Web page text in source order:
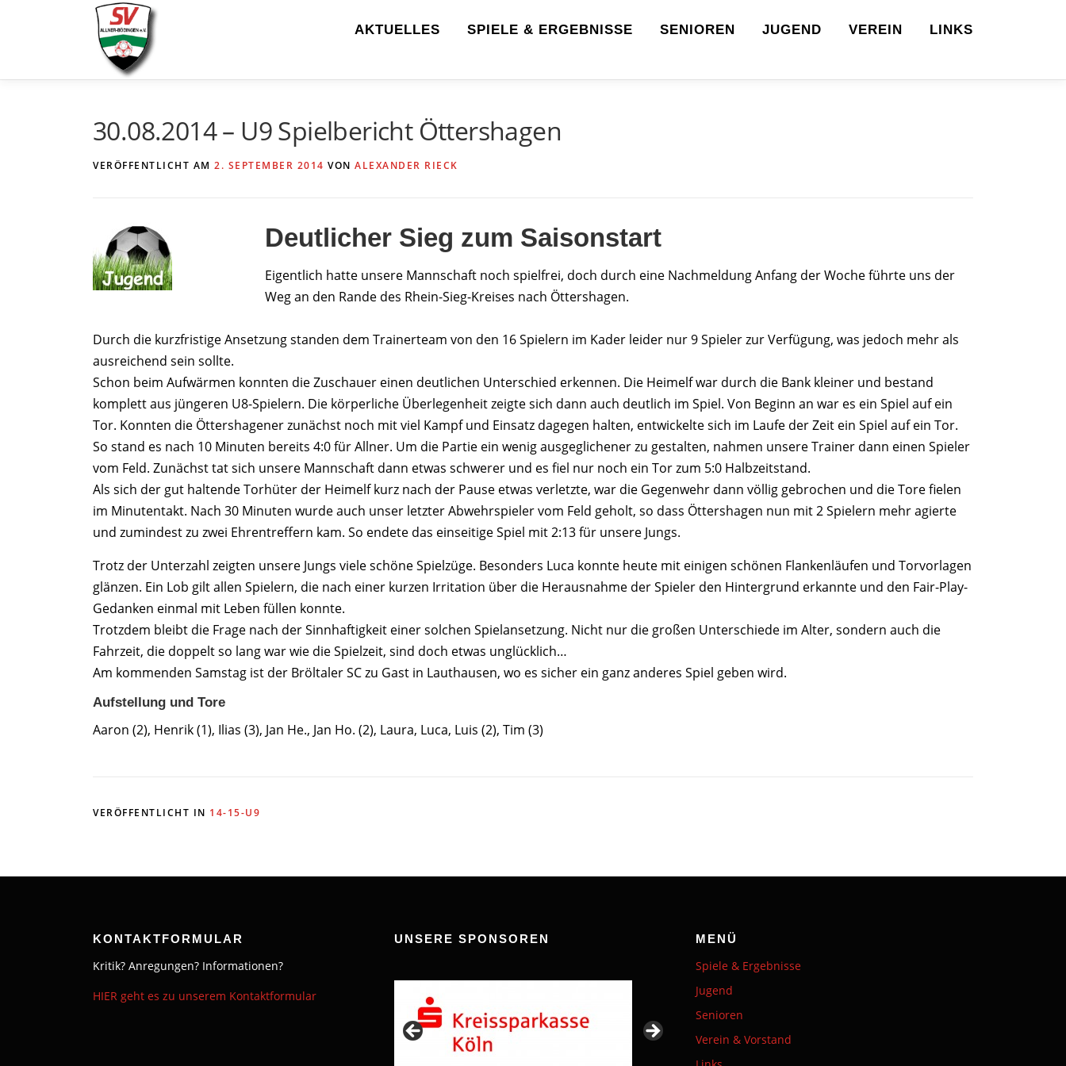
AKTUELLES SPIELE & ERGEBNISSE SENIOREN JUGEND VEREIN LINKS
30.08.2014 – U9 Spielbericht Öttershagen
VERÖFFENTLICHT AM 2. SEPTEMBER 2014 VON ALEXANDER RIECK
Deutlicher Sieg zum Saisonstart
Eigentlich hatte unsere Mannschaft noch spielfrei, doch durch eine Nachmeldung Anfang der Woche führte uns der
Weg an den Rande des Rhein-Sieg-Kreises nach Öttershagen.
Durch die kurzfristige Ansetzung standen dem Trainerteam von den 16 Spielern im Kader leider nur 9 Spieler zur Verfügung, was jedoch mehr als
ausreichend sein sollte.
Schon beim Aufwärmen konnten die Zuschauer einen deutlichen Unterschied erkennen. Die Heimelf war durch die Bank kleiner und bestand
komplett aus jüngeren U8-Spielern. Die körperliche Überlegenheit zeigte sich dann auch deutlich im Spiel. Von Beginn an war es ein Spiel auf ein
Tor. Konnten die Öttershagener zunächst noch mit viel Kampf und Einsatz dagegen halten, entwickelte sich im Laufe der Zeit ein Spiel auf ein Tor.
So stand es nach 10 Minuten bereits 4:0 für Allner. Um die Partie ein wenig ausgeglichener zu gestalten, nahmen unsere Trainer dann einen Spieler
vom Feld. Zunächst tat sich unsere Mannschaft dann etwas schwerer und es fiel nur noch ein Tor zum 5:0 Halbzeitstand.
Als sich der gut haltende Torhüter der Heimelf kurz nach der Pause etwas verletzte, war die Gegenwehr dann völlig gebrochen und die Tore fielen
im Minutentakt. Nach 30 Minuten wurde auch unser letzter Abwehrspieler vom Feld geholt, so dass Öttershagen nun mit 2 Spielern mehr agierte
und zumindest zu zwei Ehrentreffern kam. So endete das einseitige Spiel mit 2:13 für unsere Jungs.
Trotz der Unterzahl zeigten unsere Jungs viele schöne Spielzüge. Besonders Luca konnte heute mit einigen schönen Flankenläufen und Torvorlagen
glänzen. Ein Lob gilt allen Spielern, die nach einer kurzen Irritation über die Herausnahme der Spieler den Hintergrund erkannte und den Fair-Play-
Gedanken einmal mit Leben füllen konnte.
Trotzdem bleibt die Frage nach der Sinnhaftigkeit einer solchen Spielansetzung. Nicht nur die großen Unterschiede im Alter, sondern auch die
Fahrzeit, die doppelt so lang war wie die Spielzeit, sind doch etwas unglücklich…
Am kommenden Samstag ist der Bröltaler SC zu Gast in Lauthausen, wo es sicher ein ganz anderes Spiel geben wird.
Aufstellung und Tore
Aaron (2), Henrik (1), Ilias (3), Jan He., Jan Ho. (2), Laura, Luca, Luis (2), Tim (3)
VERÖFFENTLICHT IN 14-15-U9
KONTAKTFORMULAR
Kritik? Anregungen? Informationen?
HIER geht es zu unserem Kontaktformular
UNSERE SPONSOREN MENÜ
Spiele & Ergebnisse
Jugend
Senioren
Verein & Vorstand